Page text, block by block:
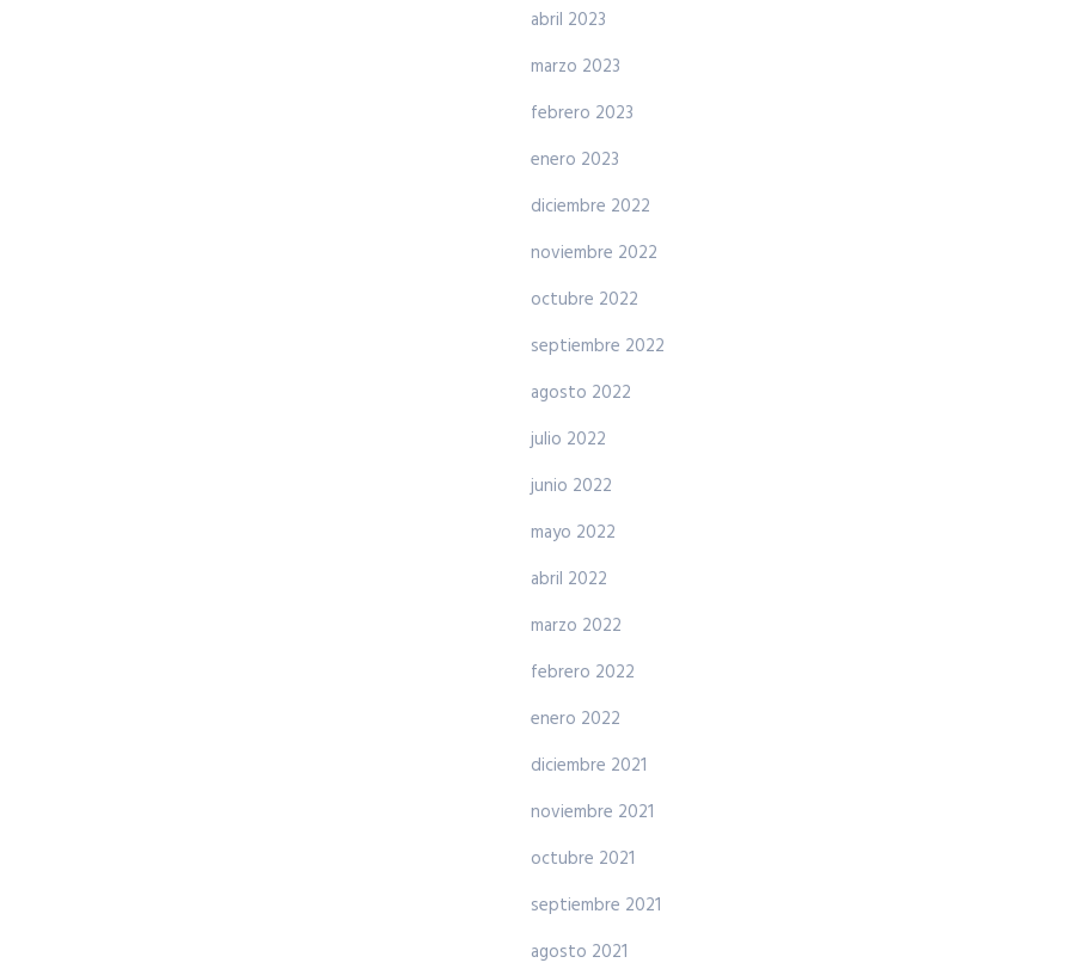
abril 2023
marzo 2023
febrero 2023
enero 2023
diciembre 2022
noviembre 2022
octubre 2022
septiembre 2022
agosto 2022
julio 2022
junio 2022
mayo 2022
abril 2022
marzo 2022
febrero 2022
enero 2022
diciembre 2021
noviembre 2021
octubre 2021
septiembre 2021
agosto 2021